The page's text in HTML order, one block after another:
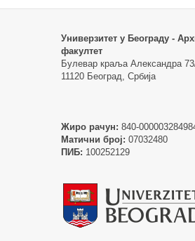
Универзитет у Београду -
факултет
Булевар краља Александра 73/
11120 Београд, Србија
Жиро рачун: 840-
Матични број: 07032480
ПИБ: 100252129